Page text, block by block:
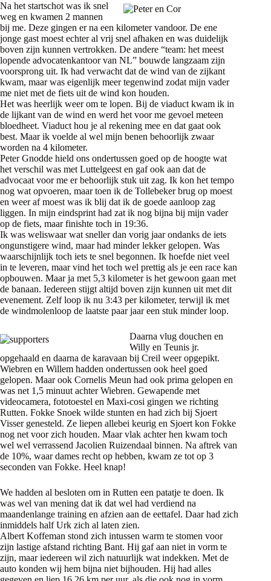
Na het startschot was ik snel
weg en kwamen 2 mannen
bij me. Deze gingen er na een kilometer vandoor. De ene
jonge gast moest echter al vrij snel afhaken en was duidelijk
boven zijn kunnen vertrokken. De andere “team: het meest
lopende advocatenkantoor van NL” bouwde langzaam zijn
voorsprong uit. Ik had verwacht dat de wind van de zijkant
kwam, maar was eigenlijk meer tegenwind zodat mijn vader
me niet met de fiets uit de wind kon houden.
Het was heerlijk weer om te lopen. Bij de viaduct kwam ik in
de lijkant van de wind en werd het voor me gevoel meteen
bloedheet. Viaduct hou je al rekening mee en dat gaat ook
best. Maar ik voelde al wel mijn benen behoorlijk zwaar
worden na 4 kilometer.
Peter Gnodde hield ons ondertussen goed op de hoogte wat
het verschil was met Luttelgeest en gaf ook aan dat de
advocaat voor me er behoorlijk stuk uit zag. Ik kon het tempo
nog wat opvoeren, maar toen ik de Tollebeker brug op moest
en weer af moest was ik blij dat ik de goede aanloop zag
liggen. In mijn eindsprint had zat ik nog bijna bij mijn vader
op de fiets, maar finishte toch in 19:36.
Ik was weliswaar wat sneller dan vorig jaar ondanks de iets
ongunstigere wind, maar had minder lekker gelopen. Was
waarschijnlijk toch iets te snel begonnen. Ik hoefde niet veel
in te leveren, maar vind het toch wel prettig als je een race kan
opbouwen. Maar ja met 5,3 kilometer is het gewoon gaan met
de banaan. Iedereen stijgt altijd boven zijn kunnen uit met dit
evenement. Zelf loop ik nu 3:43 per kilometer, terwijl ik met
de windmolenloop de laatste paar jaar een stuk minder loop.
Daarna vlug douchen en
Willy en Teunis jr.
opgehaald en daarna de karavaan bij Creil weer opgepikt.
Wiebren en Willem hadden ondertussen ook heel goed
gelopen. Maar ook Cornelis Meun had ook prima gelopen en
was net 1,5 minuut achter Wiebren. Gewapende met
videocamera, fototoestel en Maxi-cosi gingen we richting
Rutten. Fokke Snoek wilde stunten en had zich bij Sjoert
Visser genesteld. Ze liepen allebei keurig en Sjoert kon Fokke
nog net voor zich houden. Maar vlak achter hen kwam toch
wel wel verrassend Jacolien Ruizendaal binnen. Na aftrek van
de 10%, waar dames recht op hebben, kwam ze tot op 3
seconden van Fokke. Heel knap!
We hadden al besloten om in Rutten een patatje te doen. Ik
was wel van mening dat ik dat wel had verdiend na
maandenlange training en afzien aan de eettafel. Daar had zich
inmiddels half Urk zich al laten zien.
Albert Koffeman stond zich intussen warm te stomen voor
zijn lastige afstand richting Bant. Hij gaf aan niet in vorm te
zijn, maar iedereen wil zich natuurlijk wat indekken. Met de
auto konden wij hem bijna niet bijhouden. Hij had alles